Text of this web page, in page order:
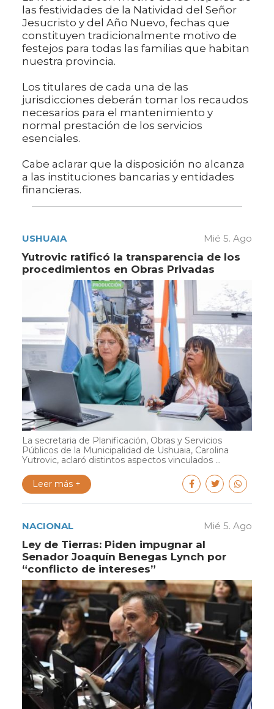
las festividades de la Natividad del Señor
Jesucristo y del Año Nuevo, fechas que
constituyen tradicionalmente motivo de
festejos para todas las familias que habitan
nuestra provincia.
Los titulares de cada una de las
jurisdicciones deberán tomar los recaudos
necesarios para el mantenimiento y
normal prestación de los servicios
esenciales.
Cabe aclarar que la disposición no alcanza
a las instituciones bancarias y entidades
financieras.
USHUAIA Mié 5. Ago
Yutrovic ratificó la transparencia de los
procedimientos en Obras Privadas
La secretaria de Planificación, Obras y Servicios
Públicos de la Municipalidad de Ushuaia, Carolina
Yutrovic, aclaró distintos aspectos vinculados ...
Leer más +
NACIONAL Mié 5. Ago
Ley de Tierras: Piden impugnar al
Senador Joaquín Benegas Lynch por
“conflicto de intereses”